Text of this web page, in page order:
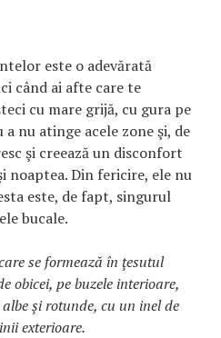
este o adevărată
când ai afte care te
cu mare grijă, cu gura pe
nu atinge acele zone şi, de
şi creează un disconfort
noaptea. Din fericire, ele nu
este, de fapt, singurul
bucale.
se formează în ţesutul
obicei, pe buzele interioare,
şi rotunde, cu un inel de
exterioare.